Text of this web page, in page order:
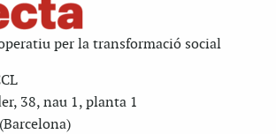
per la transformació social
38, nau 1, planta 1